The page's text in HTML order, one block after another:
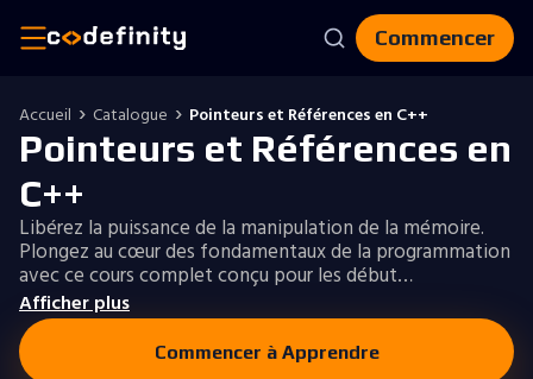
Commencer
Accueil Catalogue Pointeurs et Références en C++
Pointeurs et Références en
C++
Libérez la puissance de la manipulation de la mémoire.
Plongez au cœur des fondamentaux de la programmation
avec ce cours complet conçu pour les début…
Afficher plus
Commencer à Apprendre